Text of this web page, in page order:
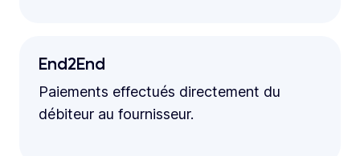
End2End
Paiements effectués directement du
débiteur au fournisseur.